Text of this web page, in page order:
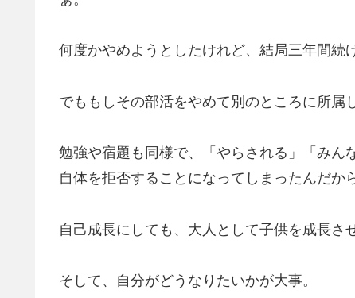
何度かやめようとしたけれど、結局三年間続
でももしその部活をやめて別のところに所属
勉強や宿題も同様で、「やらされる」「みん
自体を拒否することになってしまったんだか
自己成長にしても、大人として子供を成長さ
そして、自分がどうなりたいかが大事。